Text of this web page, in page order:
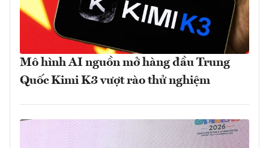
Mô hình AI nguồn mở hàng đầu Trung
Quốc Kimi K3 vượt rào thử nghiệm